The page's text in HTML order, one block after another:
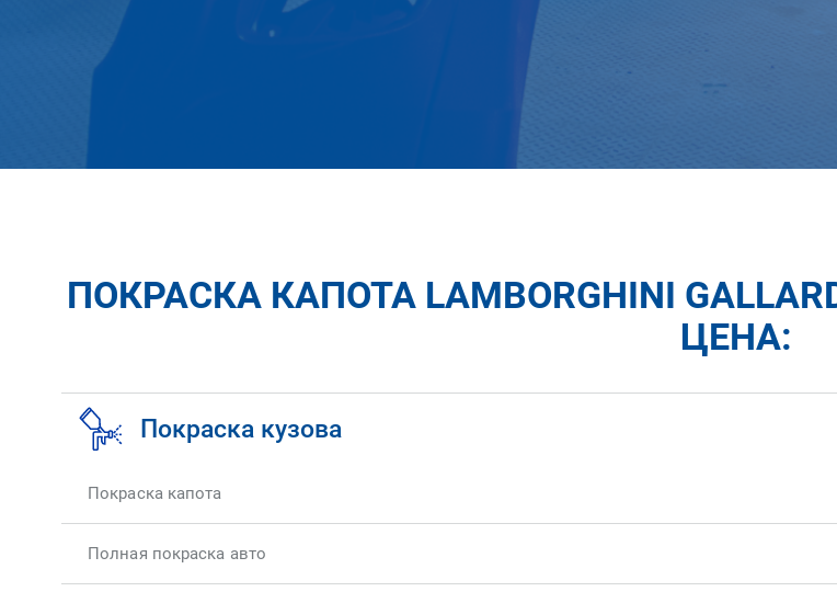
ПОКРАСКА КАПОТА LAMBORGHINI
ЦЕНА:
Покраска кузова
Покраска капота
Полная покраска авто